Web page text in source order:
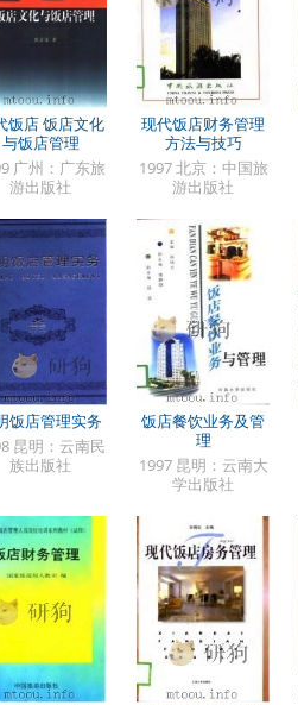
饭店 饭店文化
与饭店管理
广州：广东旅
游出版社
现代饭店财务管理
方法与技巧
1997 北京：中国旅
游出版社
饭店管理实务
昆明：云南民
族出版社
饭店餐饮业务及管
理
1997 昆明：云南大
学出版社